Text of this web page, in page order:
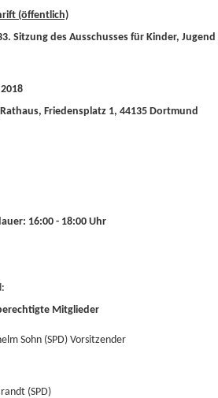
(öffentlich)
Sitzung des Ausschusses für Kinder,
Friedensplatz 1, 44135 Dortmund
16:00 - 18:00 Uhr
Mitglieder
Sohn (SPD) Vorsitzender
(SPD)